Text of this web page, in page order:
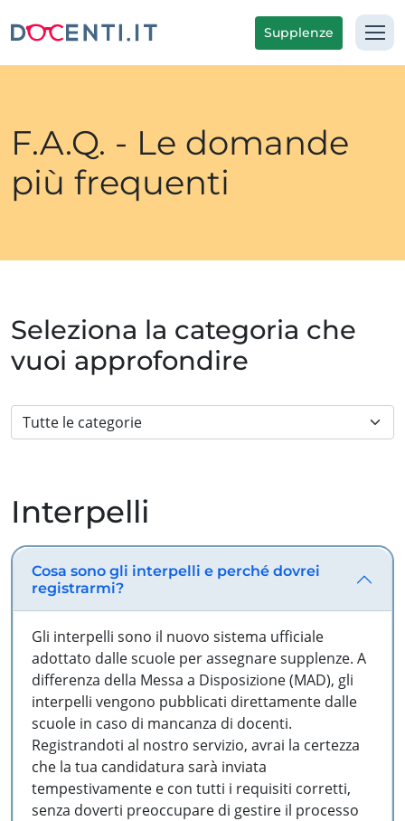
Supplenze
F.A.Q. - Le domande
più frequenti
Seleziona la categoria che
vuoi approfondire
Interpelli
Cosa sono gli interpelli e perché dovrei
registrarmi?
Gli interpelli sono il nuovo sistema ufficiale
adottato dalle scuole per assegnare supplenze. A
differenza della Messa a Disposizione (MAD), gli
interpelli vengono pubblicati direttamente dalle
scuole in caso di mancanza di docenti.
Registrandoti al nostro servizio, avrai la certezza
che la tua candidatura sarà inviata
tempestivamente e con tutti i requisiti corretti,
senza doverti preoccupare di gestire il processo